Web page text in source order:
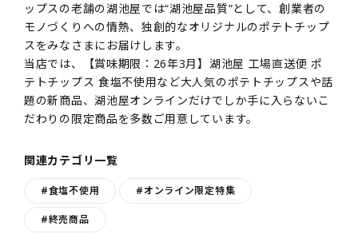
ップスの老舗の湖池屋では“湖池屋品質”として、創業者の
モノづくりへの情熱、独創的なオリジナルのポテトチップ
スをみなさまにお届けします。
当店では、【賞味期限：26年3月】湖池屋 工場直送便 ポ
テトチップス 食塩不使用など大人気のポテトチップスや話
題の新商品、湖池屋オンラインだけでしか手に入らないこ
だわりの限定商品を多数ご用意しています。
関連カテゴリ一覧
#食塩不使用 #オンライン限定特集
#終売商品